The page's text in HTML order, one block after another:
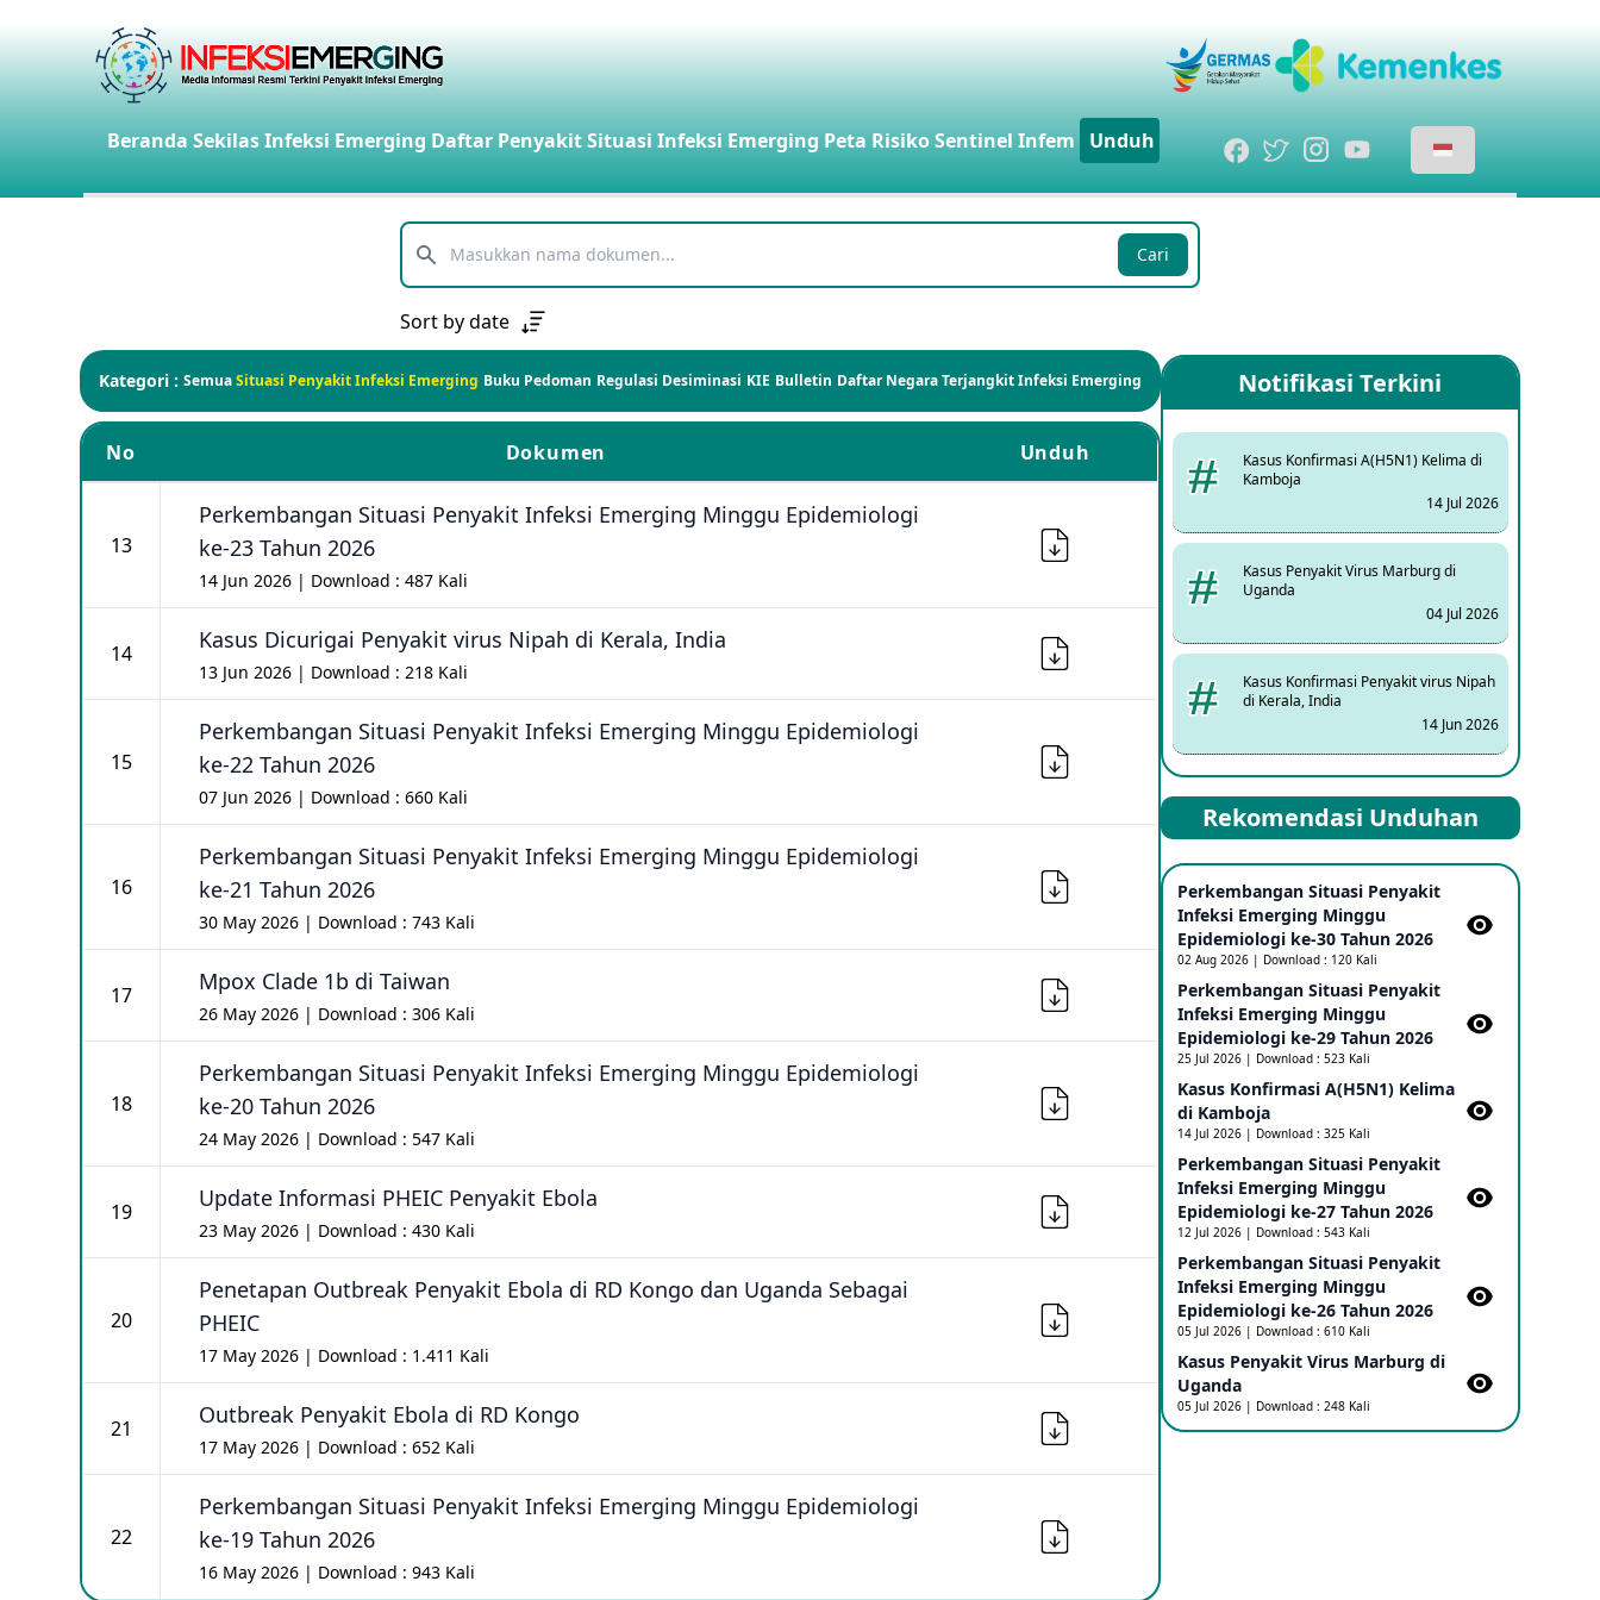
Beranda Sekilas Infeksi Emerging Daftar PenyakitSituasi Infeksi Emerging Peta RisikoSentinel Infem Unduh
Telusuri Cari
Sort by date
Kategori : Semua Situasi Penyakit Infeksi Emerging Buku Pedoman Regulasi Desiminasi KIE Bulletin Daftar Negara Terjangkit Infeksi Emerging
No Dokumen Unduh
13
Perkembangan Situasi Penyakit Infeksi Emerging Minggu Epidemiologi
ke-23 Tahun 2026
14 Jun 2026 | Download : 487 Kali
14 Kasus Dicurigai Penyakit virus Nipah di Kerala, India
13 Jun 2026 | Download : 218 Kali
15
Perkembangan Situasi Penyakit Infeksi Emerging Minggu Epidemiologi
ke-22 Tahun 2026
07 Jun 2026 | Download : 660 Kali
16
Perkembangan Situasi Penyakit Infeksi Emerging Minggu Epidemiologi
ke-21 Tahun 2026
30 May 2026 | Download : 743 Kali
17 Mpox Clade 1b di Taiwan
26 May 2026 | Download : 306 Kali
18
Perkembangan Situasi Penyakit Infeksi Emerging Minggu Epidemiologi
ke-20 Tahun 2026
24 May 2026 | Download : 547 Kali
19 Update Informasi PHEIC Penyakit Ebola
23 May 2026 | Download : 430 Kali
20
Penetapan Outbreak Penyakit Ebola di RD Kongo dan Uganda Sebagai
PHEIC
17 May 2026 | Download : 1.411 Kali
21 Outbreak Penyakit Ebola di RD Kongo
17 May 2026 | Download : 652 Kali
22
Perkembangan Situasi Penyakit Infeksi Emerging Minggu Epidemiologi
ke-19 Tahun 2026
16 May 2026 | Download : 943 Kali
Notifikasi Terkini
Kasus Konfirmasi A(H5N1) Kelima di
Kamboja
14 Jul 2026
Kasus Penyakit Virus Marburg di
Uganda
04 Jul 2026
Kasus Konfirmasi Penyakit virus Nipah
di Kerala, India
14 Jun 2026
Kasus Dicurigai Penyakit virus Nipah di
Kerala, India
12 Jun 2026
Mpox Clade 1b di Taiwan
25 May 2026
Update Informasi PHEIC Penyakit
Ebola
23 May 2026
Penetapan Outbreak Penyakit Ebola di
RD Kongo dan Uganda Sebagai PHEIC
17 May 2026
Outbreak Penyakti Ebola di RD Kongo
Kasus Konfirmasi A(H5NN6) di Cina
Rekomendasi Unduhan
Perkembangan Situasi Penyakit
Infeksi Emerging Minggu
Epidemiologi ke-30 Tahun 2026
02 Aug 2026 | Download : 120 Kali
Perkembangan Situasi Penyakit
Infeksi Emerging Minggu
Epidemiologi ke-29 Tahun 2026
25 Jul 2026 | Download : 523 Kali
Kasus Konfirmasi A(H5N1) Kelima
di Kamboja​
14 Jul 2026 | Download : 325 Kali
Perkembangan Situasi Penyakit
Infeksi Emerging Minggu
Epidemiologi ke-27 Tahun 2026
12 Jul 2026 | Download : 543 Kali
Perkembangan Situasi Penyakit
Infeksi Emerging Minggu
Epidemiologi ke-26 Tahun 2026
05 Jul 2026 | Download : 610 Kali
Kasus Penyakit Virus Marburg di
Uganda
05 Jul 2026 | Download : 248 Kali